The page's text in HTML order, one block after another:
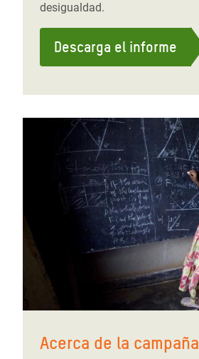
desigualdad.
Descarga el informe
Acerca de la campaña